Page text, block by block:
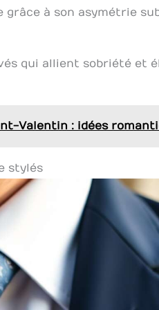
à son asymétrie
qui allient sobriété et
Valentin : idées
stylés